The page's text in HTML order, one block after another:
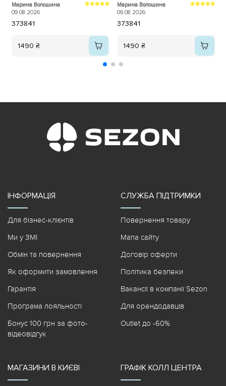
Марина Волошина
09.08.2026
373841
1490 ₴
Марина Волошина
09.08.2026
373841
1490 ₴
ІНФОРМАЦІЯ
Для бізнес-клієнтів
Ми у ЗМІ
Обмін та повернення
Як оформити замовлення
Гарантія
Програма лояльності
Бонус 100 грн за фото-
відеовідгук
СЛУЖБА ПІДТРИМКИ
Повернення товару
Мапа сайту
Договір оферти
Політика безпеки
Вакансії в компанії Sezon
Для орендодавців
Outlet до -60%
МАГАЗИНИ В КИЄВІ ГРАФІК КОЛЛ ЦЕНТРА